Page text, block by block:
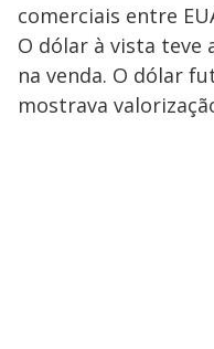
comerciais entre
O dólar à vista teve
na venda. O dólar
mostrava